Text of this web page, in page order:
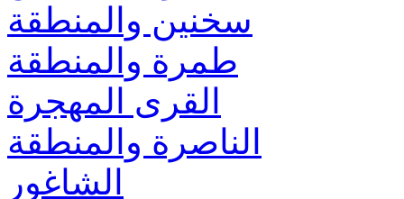
سخنين والمنطقة
طمرة والمنطقة
القرى المهجرة
الناصرة والمنطقة
الشاغور